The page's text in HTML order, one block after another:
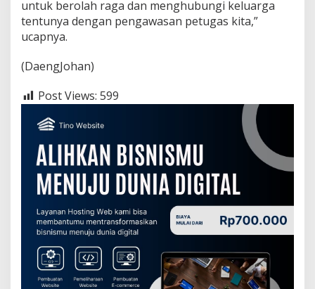
untuk berolah raga dan menghubungi keluarga
tentunya dengan pengawasan petugas kita,”
ucapnya.
(DaengJohan)
Post Views: 599